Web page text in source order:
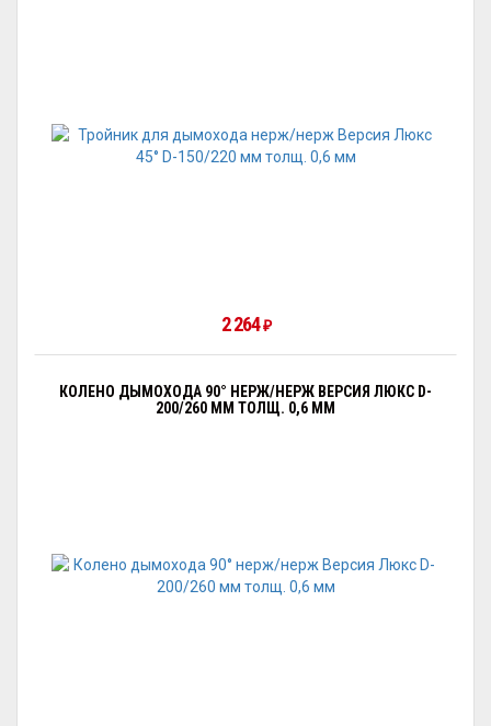
2 264₽
КОЛЕНО ДЫМОХОДА 90° НЕРЖ/НЕРЖ ВЕРСИЯ ЛЮКС D-
200/260 ММ ТОЛЩ. 0,6 ММ